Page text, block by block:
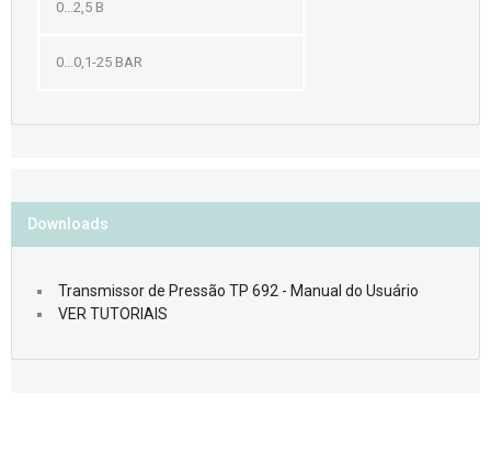
0...2,5 B
0...0,1-25 BAR
Downloads
Transmissor de Pressão TP 692 - Manual do Usuário
VER TUTORIAIS